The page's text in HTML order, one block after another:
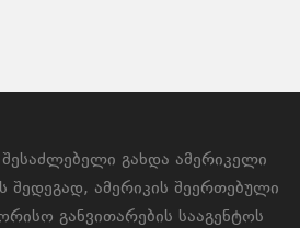
შესაძლებელი გახდა ამერიკელი
შედეგად, ამერიკის შეერთებული
განვითარების სააგენტოს